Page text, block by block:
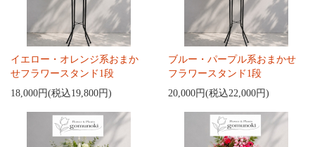
イエロー・オレンジ系おまか
せフラワースタンド1段
18,000円(税込19,800円)
ブルー・パープル系おまかせ
フラワースタンド1段
20,000円(税込22,000円)